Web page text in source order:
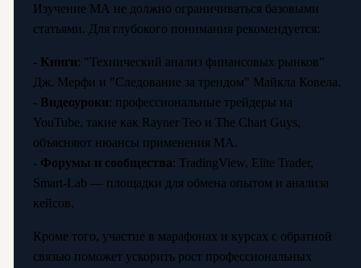
Изучение МА не должно ограничиваться базовыми
статьями. Для глубокого понимания рекомендуется:
- Книги: "Технический анализ финансовых рынков"
Дж. Мерфи и "Следование за трендом" Майкла Ковела.
- Видеоуроки: профессиональные трейдеры на
YouTube, такие как Rayner Teo и The Chart Guys,
объясняют нюансы применения МА.
- Форумы и сообщества: TradingView, Elite Trader,
Smart-Lab — площадки для обмена опытом и анализа
кейсов.
Кроме того, участие в марафонах и курсах с обратной
связью поможет ускорить рост профессиональных